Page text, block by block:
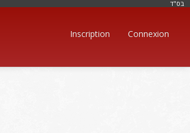
בּס"ד
Inscription Connexion